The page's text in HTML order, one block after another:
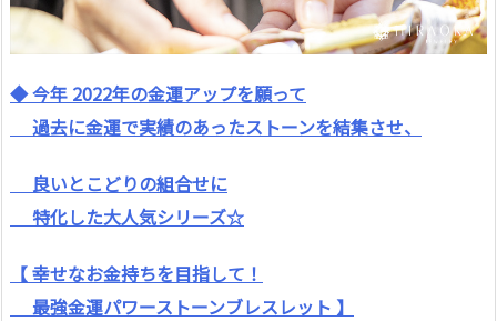
◆ 今年 2022年の金運アップを願って
過去に金運で実績のあったストーンを結集させ、
良いとこどりの組合せに
特化した大人気シリーズ☆
【 幸せなお金持ちを目指して！
最強金運パワーストーンブレスレット 】